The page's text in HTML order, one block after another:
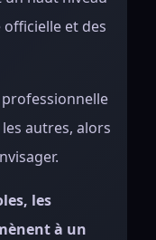
et des
professionnelle
autres, alors
les
à un